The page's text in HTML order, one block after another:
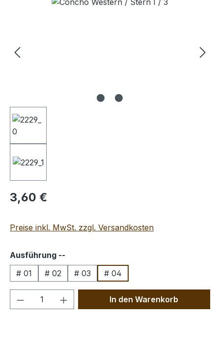
Regulärer Preis:
3,60 €
Preise inkl. MwSt. zzgl. Versandkosten
Ausführung --
# 01
# 02 # 03 # 04
Produkt Anzahl: Gib denIn den Warenkorb